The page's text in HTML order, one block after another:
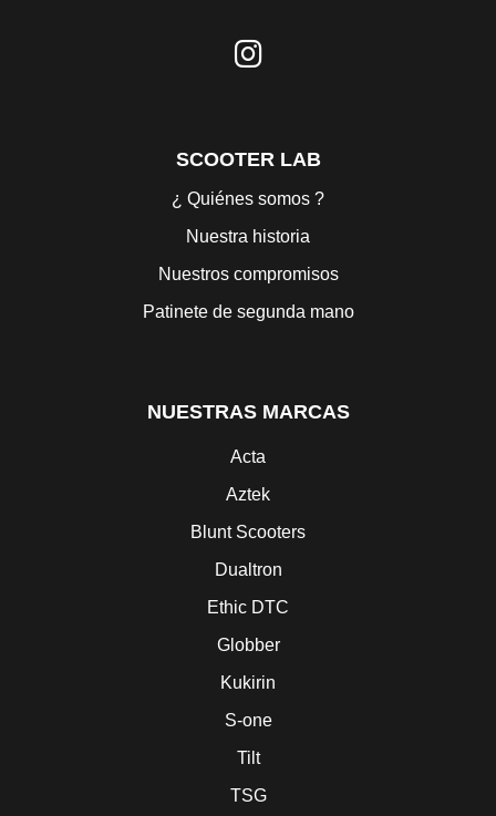
SCOOTER LAB
¿ Quiénes somos ?
Nuestra historia
Nuestros compromisos
Patinete de segunda mano
NUESTRAS MARCAS
Acta
Aztek
Blunt Scooters
Dualtron
Ethic DTC
Globber
Kukirin
S-one
Tilt
TSG